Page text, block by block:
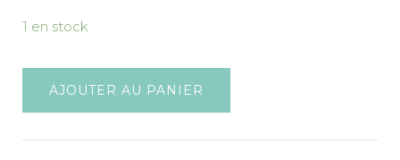
1 en stock
AJOUTER AU PANIER